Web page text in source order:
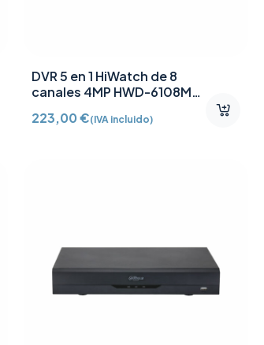
DVR 5 en 1 HiWatch de 8
canales 4MP HWD-6108MH-
223,00€(IVA incluido)